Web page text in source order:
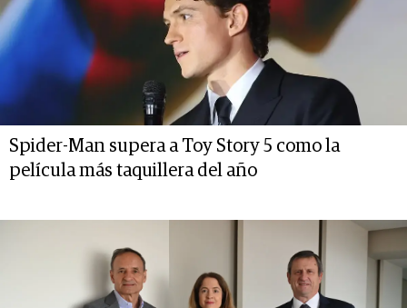
Spider-Man supera a Toy Story 5 como la
película más taquillera del año